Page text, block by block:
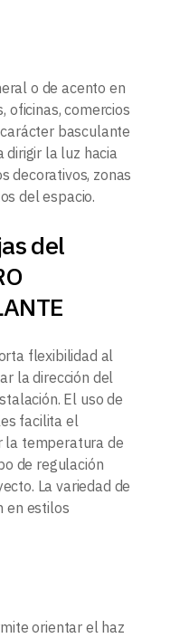
o de acento en
oficinas, comercios
basculante
la luz hacia
decorativos, zonas
del espacio.
del
flexibilidad al
la dirección del
El uso de
facilita el
la temperatura de
de regulación
La variedad de
en estilos
orientar el haz